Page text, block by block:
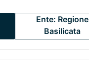
Ente: Regione
Basilicata